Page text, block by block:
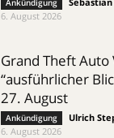
Ankündigung
6. August 2026
Grand Theft Auto
“ausführlicher
27. August
Ankündigung Ulrich
6. August 2026